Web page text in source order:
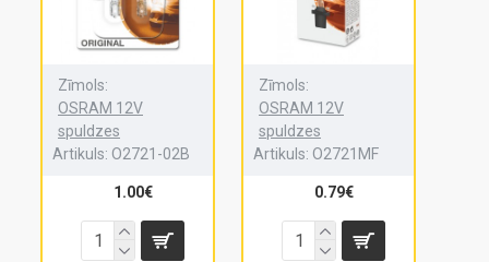
Zīmols:
OSRAM 12V
spuldzes
Artikuls: O2721-02B
1.00€
Zīmols:
OSRAM 12V
spuldzes
Artikuls: O2721MF
0.79€